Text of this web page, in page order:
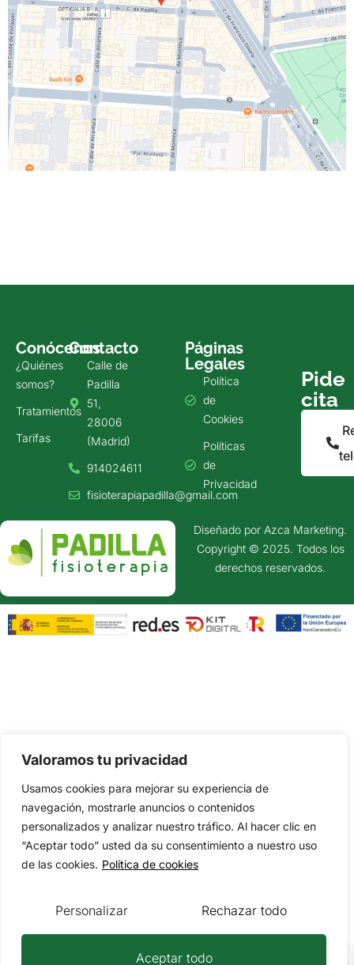
Valoramos tu privacidad
Usamos cookies para mejorar su experiencia de
navegación, mostrarle anuncios o contenidos
personalizados y analizar nuestro tráfico. Al hacer clic en
“Aceptar todo” usted da su consentimiento a nuestro uso
de las cookies. Política de cookies
Personalizar Rechazar todo
Aceptar todo
Conócenos
¿Quiénes
somos?
Tratamientos
Tarifas
Contacto
Calle de
Padilla
51,
28006
(Madrid)
914024611
fisioterapiapadilla@gmail.com
Páginas
Legales
Política
de
Cookies
Políticas
de
Privacidad
Pide
cita
Diseñado por Azca Marketing.
Copyright © 2025. Todos los
derechos reservados.